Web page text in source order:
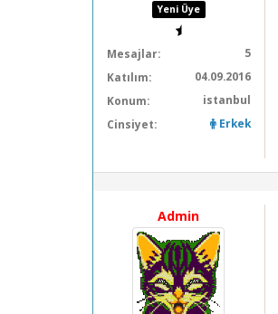
Yeni Üye
Mesajlar:
5
Katılım:
04.09.2016
Konum:
istanbul
Cinsiyet:
Erkek
Admin